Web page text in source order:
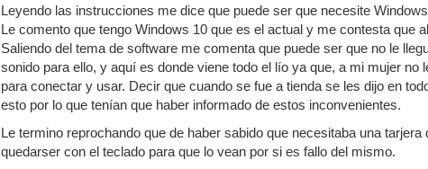
Leyendo las instrucciones me dice que puede ser que necesite
Le comento que tengo Windows 10 que es el actual y me contesta que
Saliendo del tema de software me comenta que puede ser que no le
sonido para ello, y aquí es donde viene todo el lío ya que, a mi mujer
para conectar y usar. Decir que cuando se fue a tienda se les dijo en
esto por lo que tenían que haber informado de estos inconvenientes.
Le termino reprochando que de haber sabido que necesitaba una
quedarser con el teclado para que lo vean por si es fallo del mismo.